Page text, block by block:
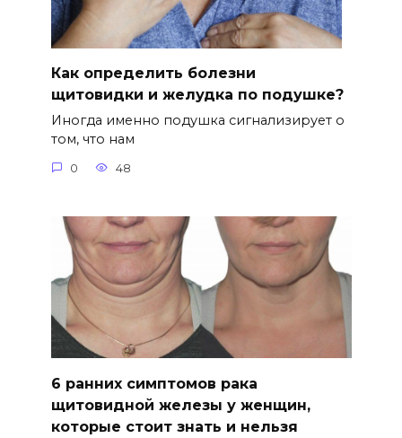
Как определить болезни
щитовидки и желудка по подушке?
Иногда именно подушка сигнализирует о
том, что нам
0 48
6 ранних симптомов рака
щитовидной железы у женщин,
которые стоит знать и нельзя